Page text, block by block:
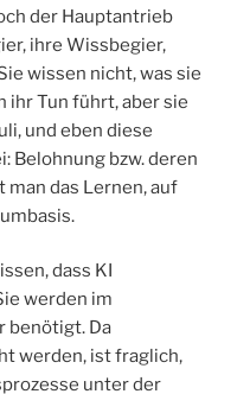
der Hauptantrieb
ihre Wissbegier,
wissen nicht, was sie
ihr Tun führt, aber sie
und eben diese
Belohnung bzw. deren
man das Lernen, auf
dass KI
werden im
benötigt. Da
werden, ist fraglich,
unter der